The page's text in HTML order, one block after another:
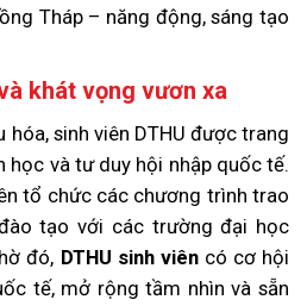
Tháp – năng động, sáng tạo
khát vọng vươn xa
sinh viên DTHU được trang
học và tư duy hội nhập quốc tế.
tổ chức các chương trình trao
tạo với các trường đại học
đó, DTHU sinh viêncó cơ hội
tế, mở rộng tầm nhìn và sẵn